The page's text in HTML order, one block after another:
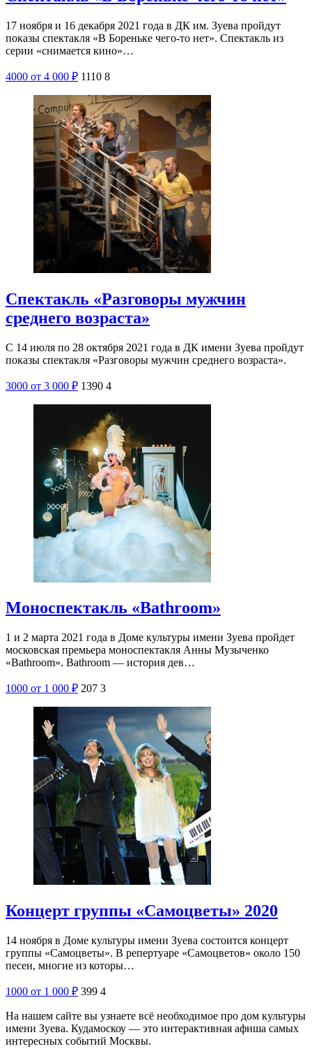
17 ноября и 16 декабря 2021 года в ДК им. Зуева пройдут
показы спектакля «В Бореньке чего-то нет». Спектакль из
серии «снимается кино»…
4000 от 4 000 ₽ 1110 8
Спектакль «Разговоры мужчин
среднего возраста»
С 14 июля по 28 октября 2021 года в ДК имени Зуева пройдут
показы спектакля «Разговоры мужчин среднего возраста».
3000 от 3 000 ₽ 1390 4
Моноспектакль «Bathroom»
1 и 2 марта 2021 года в Доме культуры имени Зуева пройдет
московская премьера моноспектакля Анны Музыченко
«Bathroom». Bathroom — история дев…
1000 от 1 000 ₽ 207 3
Концерт группы «Самоцветы» 2020
14 ноября в Доме культуры имени Зуева состоится концерт
группы «Самоцветы». В репертуаре «Самоцветов» около 150
песен, многие из которы…
1000 от 1 000 ₽ 399 4
На нашем сайте вы узнаете всё необходимое про дом культуры
имени Зуева. Кудамоскоу — это интерактивная афиша самых
интересных событий Москвы.